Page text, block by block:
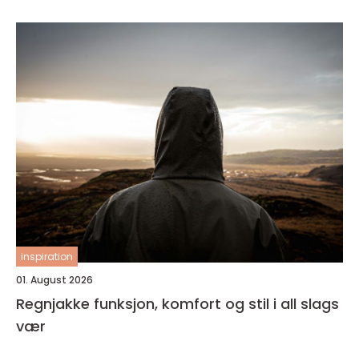
inspiration
01. August 2026
Regnjakke funksjon, komfort og stil i all slags
vær